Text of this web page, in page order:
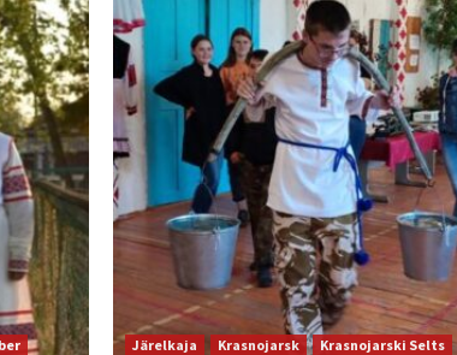
Järelkaja Krasnojarsk Krasnojarski Selts